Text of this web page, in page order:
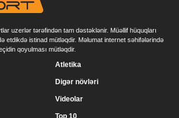
uzerlər tərəfindən tam dəstəklənir. Müəllif hüquqları
etdikdə istinad mütləqdir. Məlumat internet səhifələrində
qoyulması mütləqdir.
Atletika
Digər növləri
Videolar
Top 10